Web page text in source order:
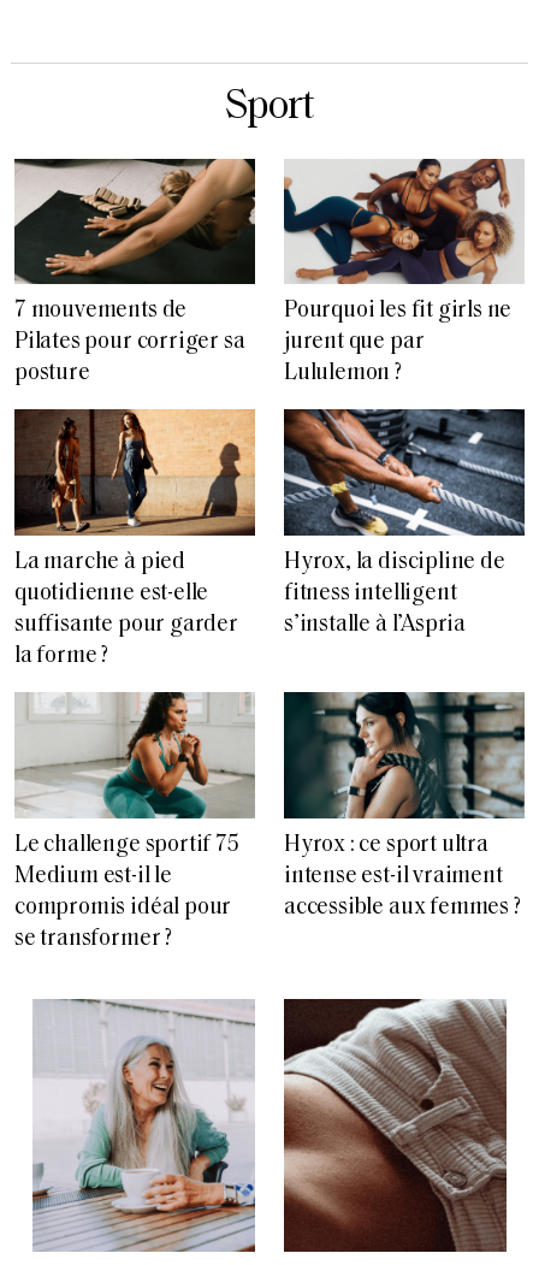
Sport
7 mouvements de
Pilates pour corriger sa
posture
Pourquoi les fit girls ne
jurent que par
Lululemon ?
La marche à pied
quotidienne est-elle
suffisante pour garder
la forme ?
Hyrox, la discipline de
fitness intelligent
s’installe à l’Aspria
Le challenge sportif 75
Medium est-il le
compromis idéal pour
se transformer ?
Hyrox : ce sport ultra
intense est-il vraiment
accessible aux femmes ?